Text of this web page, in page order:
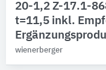
Schlagmann Poroton
Kimm
LEIPFINGER-BADER
August Lücking
20-1,2 Z-17.1-
t=11,5 inkl.
wienerberger